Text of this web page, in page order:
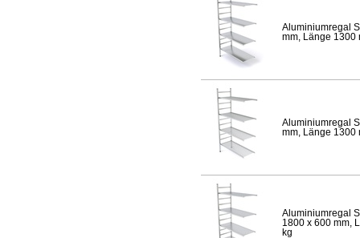
Aluminiumregal
mm, Länge 1300
Aluminiumregal
mm, Länge 1300
Aluminiumregal
1800 x 600 mm,
kg